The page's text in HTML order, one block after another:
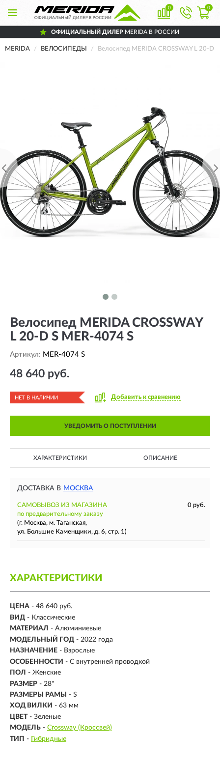
0 0
ОФИЦИАЛЬНЫЙ ДИЛЕР MERIDA В РОССИИ
MERIDA ВЕЛОСИПЕДЫ Велосипед MERIDA CROSSWAY L 20-D S
Велосипед MERIDA CROSSWAY
L 20-D S MER-4074 S
Артикул: MER-4074 S
48 640 руб.
НЕТ В НАЛИЧИИ Добавить к сравнению
УВЕДОМИТЬ О ПОСТУПЛЕНИИ
ХАРАКТЕРИСТИКИ ОПИСАНИЕ
ДОСТАВКА В МОСКВА
САМОВЫВОЗ ИЗ МАГАЗИНА
0 руб.
по предварительному заказу
(г. Москва, м. Таганская,
ул. Большие Каменщики, д. 6, стр. 1)
ХАРАКТЕРИСТИКИ
ЦЕНА - 48 640 руб.
ВИД - Классические
МАТЕРИАЛ - Алюминиевые
МОДЕЛЬНЫЙ ГОД - 2022 года
НАЗНАЧЕНИЕ - Взрослые
ОСОБЕННОСТИ - С внутренней проводкой
ПОЛ - Женские
РАЗМЕР - 28"
РАЗМЕРЫ РАМЫ
- S
ХОД ВИЛКИ - 63 мм
ЦВЕТ - Зеленые
МОДЕЛЬ - Crossway (Кроссвей)
ТИП - Гибридные